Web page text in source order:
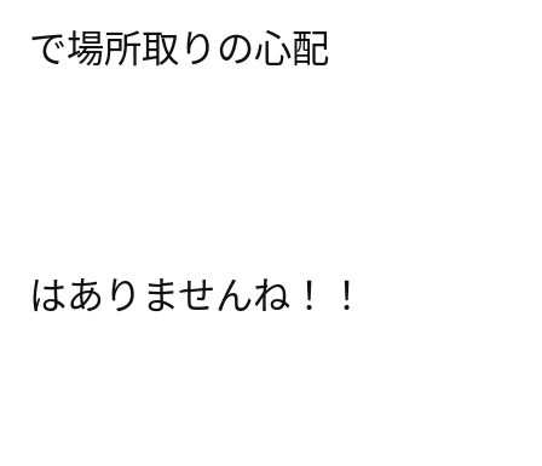
で場所取りの心配
はありませんね！！